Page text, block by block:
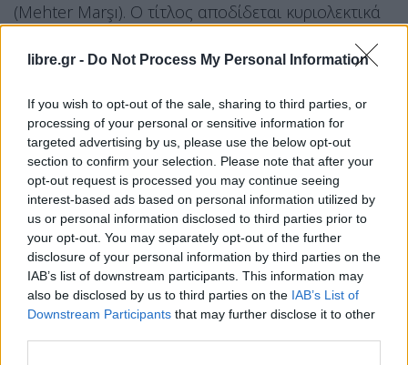
libre.gr - Do Not Process My Personal Information
If you wish to opt-out of the sale, sharing to third parties, or
processing of your personal or sensitive information for
targeted advertising by us, please use the below opt-out
section to confirm your selection. Please note that after your
opt-out request is processed you may continue seeing
interest-based ads based on personal information utilized by
us or personal information disclosed to third parties prior to
your opt-out. You may separately opt-out of the further
disclosure of your personal information by third parties on the
IAB’s list of downstream participants. This information may
also be disclosed by us to third parties on the IAB’s List of
Downstream Participants that may further disclose it to other
(Mehter Marşı). Ο τίτλος αποδίδεται κυριολεκτικά
τραγούδι εξυμνεί την ιστορική δόξα του τουρκικού
συμβολική αυτή κίνηση δεν πέρασε απαρατήρητη
από τον Τουρκικό Τύπο και τα ΜΚΔ όπου
σχολιάζεται με υποτιμητικά σχόλια.
WATCH: Greek Prime Minister Kyriakos Mitsotakis is
welcomed in Ankara by the Mehter band performing
"Ceddin Deden" ahead of the NATO summit dinner.
pic.twitter.com/cel94gA78j
— Clash Report (@clashreport)July 7, 2026